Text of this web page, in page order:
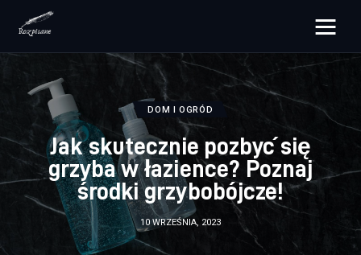
rozpisane.pl
Lifestyle
Zdrowie
Uroda
Dom i ogród
DOM I OGRÓD
Jak skutecznie pozbyć się
grzyba w łazience? Poznaj
środki grzybobójcze!
10 WRZEŚNIA, 2023